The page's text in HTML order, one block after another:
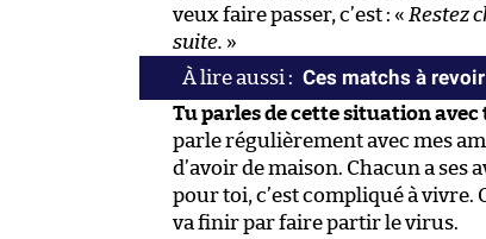
veux faire passer, c’est : « Restez
suite. »
Ces matchs à
Tu parles de cette situation avec
parle régulièrement avec mes
d’avoir de maison. Chacun a ses
pour toi, c’est compliqué à vivre.
va finir par faire partir le virus.